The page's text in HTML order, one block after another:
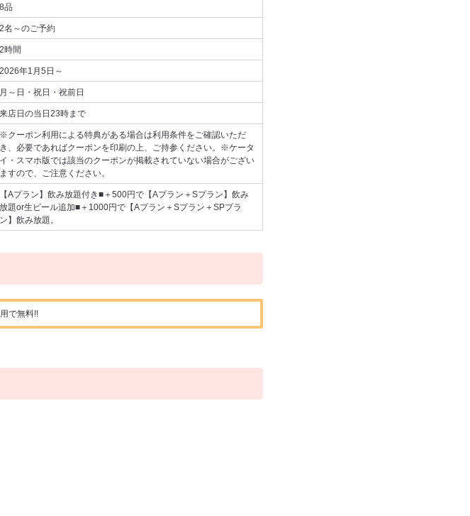
8品
2名～のご予約
2時間
2026年1月5日～
月～日・祝日・祝前日
来店日の当日23時まで
※クーポン利用による特典がある場合は利用条件をご確認いただ
き、必要であればクーポンを印刷の上、ご持参ください。※ケータ
イ・スマホ版では該当のクーポンが掲載されていない場合がござい
ますので、ご注意ください。
【Aプラン】飲み放題付き■＋500円で【Aプラン＋Sプラン】飲み
放題or生ビール追加■＋1000円で【Aプラン＋Sプラン＋SPプラ
ン】飲み放題。
で無料!!